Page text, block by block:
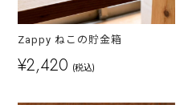
Zappy ねこの貯金箱
¥2,420 (税込)